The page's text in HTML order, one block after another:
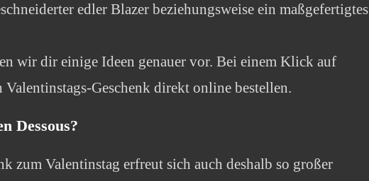
edler Blazer beziehungsweise ein maßgefertigtes
wir dir einige Ideen genauer vor. Bei einem Klick auf
Geschenk direkt online bestellen.
Dessous?
zum Valentinstag erfreut sich auch deshalb so großer